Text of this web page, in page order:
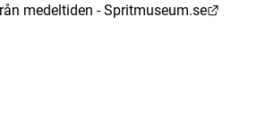
medeltiden - Spritmuseum.se